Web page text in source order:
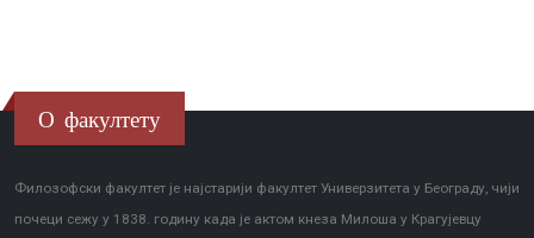
О факултету
Филозофски факултет је најстарији факултет Универзитета у Београду, чији
почеци сежу у 1838. годину када је актом кнеза Милоша у Крагујевцу